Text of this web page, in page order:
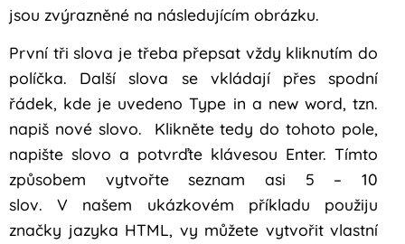
jsou zvýrazněné na následujícím obrázku.
První tři slova je třeba přepsat vždy kliknutím do
políčka. Další slova se vkládají přes spodní
řádek, kde je uvedeno Type in a new word, tzn.
napiš nové slovo. Klikněte tedy do tohoto pole,
napište slovo a potvrďte klávesou Enter. Tímto
způsobem vytvořte seznam asi 5 – 10
slov. V našem ukázkovém příkladu použiju
značky jazyka HTML, vy můžete vytvořit vlastní